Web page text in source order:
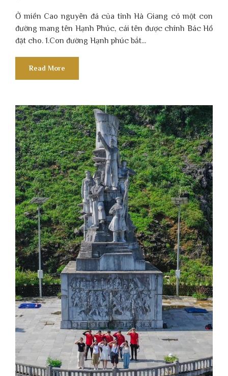
Ở miền Cao nguyên đá của tỉnh Hà Giang có một con
đường mang tên Hạnh Phúc, cái tên được chính Bác Hồ
đặt cho. 1.Con đường Hạnh phúc bắt...
Read More